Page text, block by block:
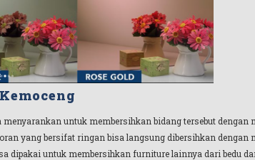
untuk membersihkan bidang tersebut dengan
yang bersifat ringan bisa langsung dibersihkan dengan
dipakai untuk membersihkan furniture lainnya dari bedu